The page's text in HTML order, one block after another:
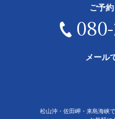
ご予
メール
松山沖・佐田岬・来島海峡